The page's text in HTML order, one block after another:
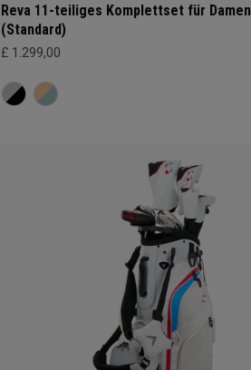
Reva 11-teiliges Komplettset für Damen
(Standard)
£ 1.299,00